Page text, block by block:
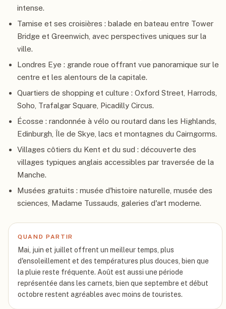
intense.
Tamise et ses croisières : balade en bateau entre Tower
Bridge et Greenwich, avec perspectives uniques sur la
ville.
Londres Eye : grande roue offrant vue panoramique sur le
centre et les alentours de la capitale.
Quartiers de shopping et culture : Oxford Street, Harrods,
Soho, Trafalgar Square, Picadilly Circus.
Écosse : randonnée à vélo ou routard dans les Highlands,
Edinburgh, Île de Skye, lacs et montagnes du Cairngorms.
Villages côtiers du Kent et du sud : découverte des
villages typiques anglais accessibles par traversée de la
Manche.
Musées gratuits : musée d'histoire naturelle, musée des
sciences, Madame Tussauds, galeries d'art moderne.
QUAND PARTIR
Mai, juin et juillet offrent un meilleur temps, plus
d'ensoleillement et des températures plus douces, bien que
la pluie reste fréquente. Août est aussi une période
représentée dans les carnets, bien que septembre et début
octobre restent agréables avec moins de touristes.